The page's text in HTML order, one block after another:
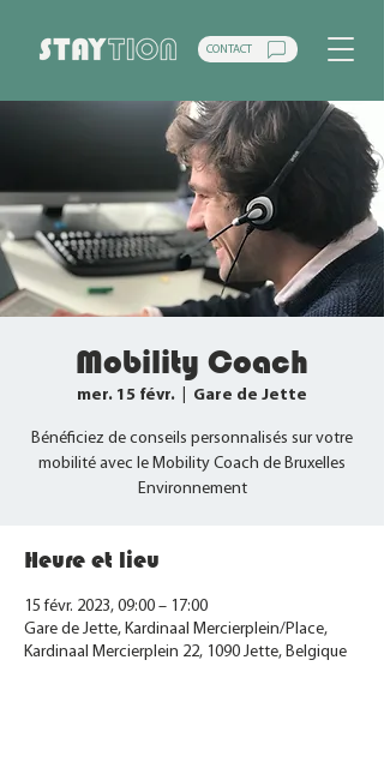
CONTACT
Mobility Coach
mer. 15 févr. Gare de Jette
Bénéficiez de conseils personnalisés sur votre
mobilité avec le Mobility Coach de Bruxelles
Environnement
Heure et lieu
15 févr. 2023, 09:00 – 17:00
Gare de Jette, Kardinaal Mercierplein/Place,
Kardinaal Mercierplein 22, 1090 Jette, Belgique